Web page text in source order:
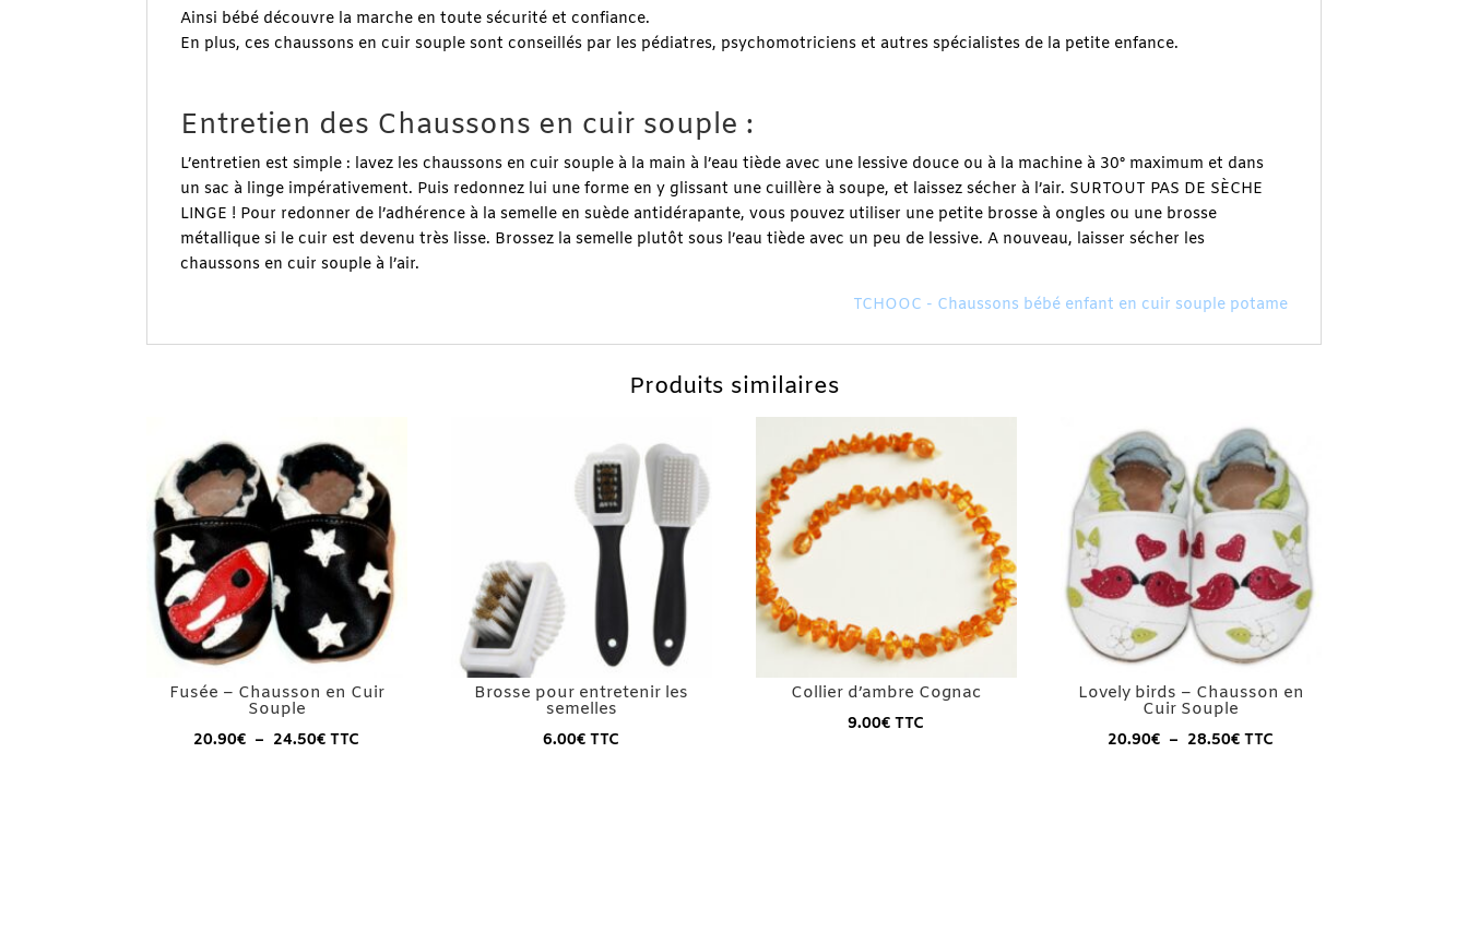
Ainsi bébé découvre la marche en toute sécurité et confiance.
En plus, ces chaussons en cuir souple sont conseillés par les pédiatres, psychomotriciens et autres spécialistes de la petite enfance.
Entretien des Chaussons en cuir souple :
L’entretien est simple : lavez les chaussons en cuir souple à la main à l’eau tiède avec une lessive douce ou à la machine à 30° maximum et dans
un sac à linge impérativement. Puis redonnez lui une forme en y glissant une cuillère à soupe, et laissez sécher à l’air. SURTOUT PAS DE SÈCHE
LINGE ! Pour redonner de l’adhérence à la semelle en suède antidérapante, vous pouvez utiliser une petite brosse à ongles ou une brosse
métallique si le cuir est devenu très lisse. Brossez la semelle plutôt sous l’eau tiède avec un peu de lessive. A nouveau, laisser sécher les
chaussons en cuir souple à l’air.
TCHOOC - Chaussons bébé enfant en cuir souple potame
Produits similaires
Fusée – Chausson en Cuir
Souple
20.90€ – 24.50€Plage
TTC
Brosse pour entretenir les
semelles
6.00€ TTC
Collier d’ambre Cognac
9.00€ TTC
Lovely birds – Chausson en
Cuir Souple
20.90€ – 28.50€Plage
TTC